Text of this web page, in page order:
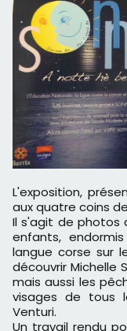
L'exposition, présentée vendredi matin, se promènera
aux quatre coins
Il s'agit de photos
enfants,
langue corse sur
découvrir Michelle
mais aussi les
visages de tous
Venturi.
Un travail rendu